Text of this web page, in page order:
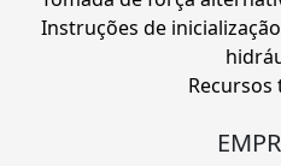
Instruções de
Recursos